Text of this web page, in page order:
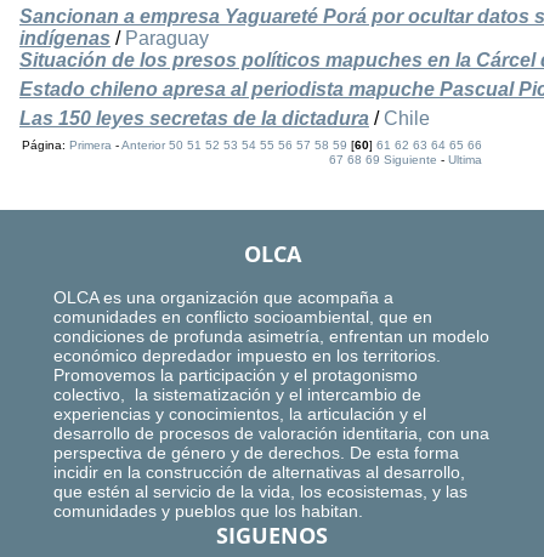
Sancionan a empresa Yaguareté Porá por ocultar datos
indígenas / Paraguay
Situación de los presos políticos mapuches en la Cárcel
Estado chileno apresa al periodista mapuche Pascual
Las 150 leyes secretas de la dictadura / Chile
Página:Primera -Anterior 50 51 52 53 54 55 56 57 58 59 [60]61 62 63 64 65 66
67 68 69 Siguiente -Ultima
OLCA
OLCA es una organización que acompaña a
comunidades en conflicto socioambiental, que en
condiciones de profunda asimetría, enfrentan un modelo
económico depredador impuesto en los territorios.
Promovemos la participación y el protagonismo
colectivo, la sistematización y el intercambio de
experiencias y conocimientos, la articulación y el
desarrollo de procesos de valoración identitaria, con una
perspectiva de género y de derechos. De esta forma
incidir en la construcción de alternativas al desarrollo,
que estén al servicio de la vida, los ecosistemas, y las
comunidades y pueblos que los habitan.
SIGUENOS